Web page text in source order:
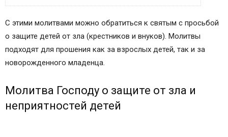
Молитва Иисусу Христу о защите детей от зла и
неприятностей
Молитва Пресвятой Богородице о защите
Молитва Ангелу-хранителю о защите детей от
зла
С этими молитвами можно обратиться к святым с просьбой
о защите детей от зла (крестников и внуков). Молитвы
подходят для прошения как за взрослых детей, так и за
новорожденного младенца.
Молитва Господу о защите от зла и
неприятностей детей